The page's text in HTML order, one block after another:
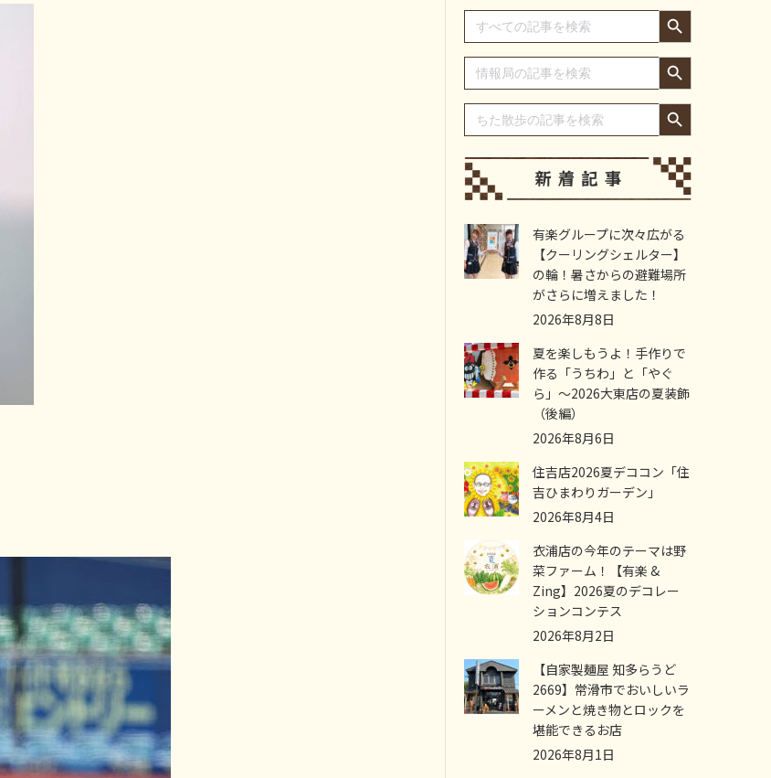
Search
for:
Search Button
Search
for:
Search Button
Search
for:
Search Button
有楽グループに次々広がる
【クーリングシェルター】
の輪！暑さからの避難場所
がさらに増えました！
2026年8月8日
夏を楽しもうよ！手作りで
作る「うちわ」と「やぐ
ら」～2026大東店の夏装飾
（後編）
2026年8月6日
住吉店2026夏デココン「住
吉ひまわりガーデン」
2026年8月4日
衣浦店の今年のテーマは野
菜ファーム！【有楽 &
Zing】2026夏のデコレー
ションコンテス
2026年8月2日
【自家製麺屋 知多らうど
2669】常滑市でおいしいラ
ーメンと焼き物とロックを
堪能できるお店
2026年8月1日